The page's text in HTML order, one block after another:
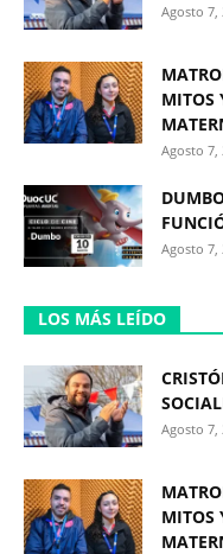
Agosto 7,
MITOS
Agosto 7,
Agosto 7,
LOS MÁS LEÍDO
Agosto 7,
MITOS